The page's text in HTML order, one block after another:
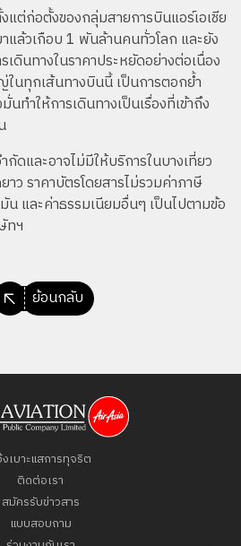
แต่ก่อตั้งของกลุ่มสายการบินแอร์เอเชีย
แล้วเกือบ 1 พันล้านคนทั่วโลก และยัง
ดินทางในราคาประหยัดอย่างต่อเนื่อง
ในทุกเส้นทางบินนี้ เป็นการตอกย้ำ
ทำให้การเดินทางเป็นเรื่องที่เข้าถึง
ดและอาจไม่มีให้บริการในบางเที่ยว
ว ราคาบัตรโดยสารไม่รวมค่าภาษี
และค่าธรรมเนียมอื่นๆ เป็นไปตามข้อ
ทฯ
ย้อนกลับ
งเบาะแสการทุจริต
ติดต่อเรา
สมัครรับข่าวสาร
แบบสอบถาม